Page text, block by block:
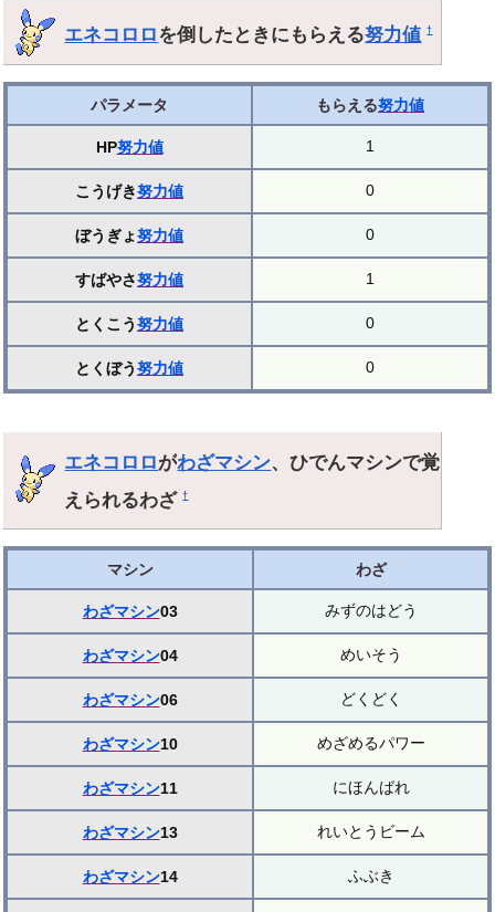
エネコロロを倒したときにもらえる努力値 †
パラメータ もらえる努力値
HP努力値 1
こうげき努力値 0
ぼうぎょ努力値 0
すばやさ努力値 1
とくこう努力値 0
とくぼう努力値 0
エネコロロがわざマシン、ひでんマシンで覚
えられるわざ†
マシン わざ
わざマシン03 みずのはどう
わざマシン04 めいそう
わざマシン06 どくどく
わざマシン10 めざめるパワー
わざマシン11 にほんばれ
わざマシン13 れいとうビーム
わざマシン14 ふぶき